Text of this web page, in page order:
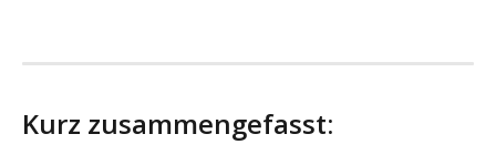
Kurz zusammengefasst: